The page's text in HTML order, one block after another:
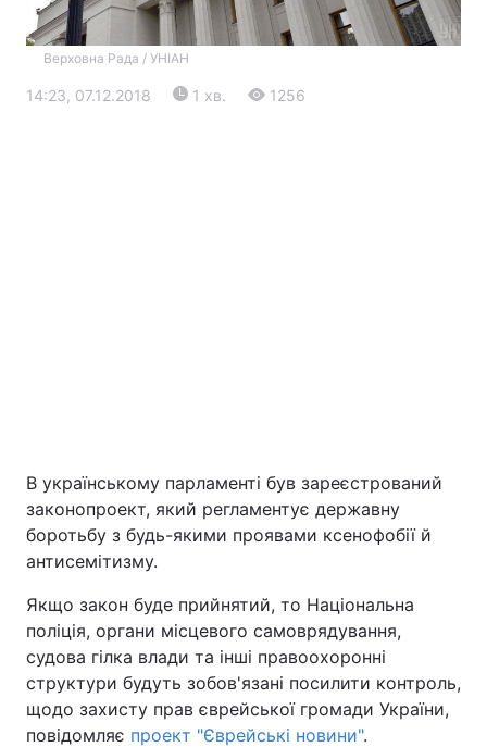
Київ Львів
Дніпро
Одеса
Спорт Наука
Верховна Рада / УНІАН
14:23, 07.12.2018 1 хв. 1256
В українському парламенті був зареєстрований
законопроект, який регламентує державну
боротьбу з будь-якими проявами ксенофобії й
антисемітизму.
Якщо закон буде прийнятий, то Національна
поліція, органи місцевого самоврядування,
судова гілка влади та інші правоохоронні
структури будуть зобов'язані посилити контроль,
щодо захисту прав єврейської громади України,
повідомляє проект "Єврейські новини".